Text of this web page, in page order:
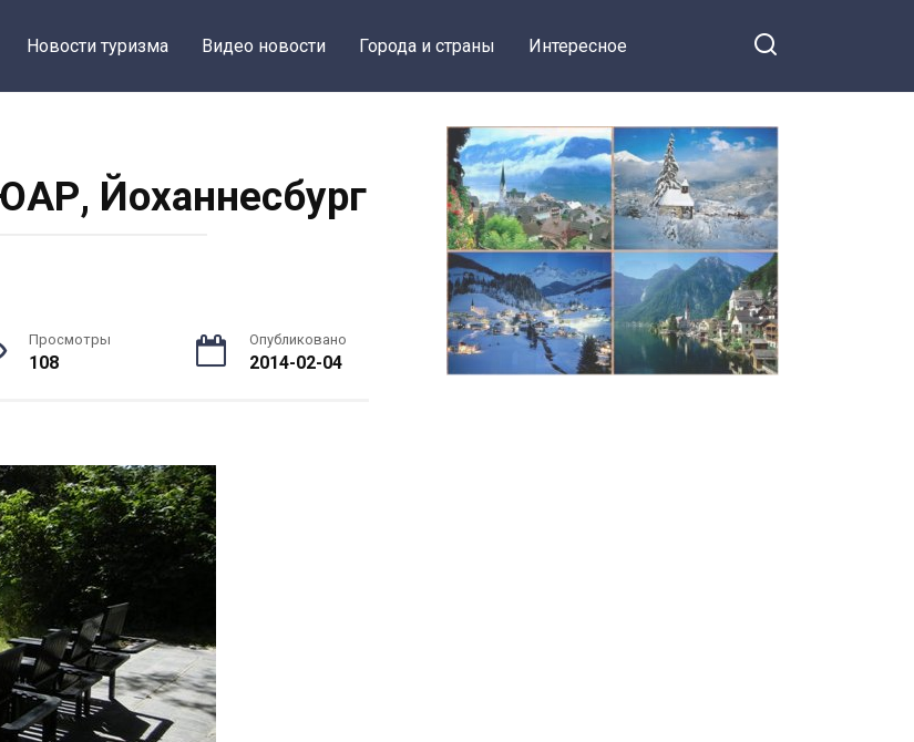
Новости туризма Видео новости Города и страны Интересное
Йоханнесбург
Просмотры
108
Опубликовано
2014-02-04